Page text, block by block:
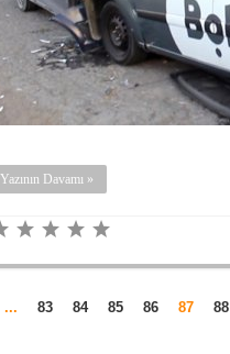
Yazının Davamı »
... 83 84 85 86 87 88